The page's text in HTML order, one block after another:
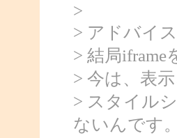
>
> アドバイ
> 結局
> 今は、表
> スタイル
ないんです。